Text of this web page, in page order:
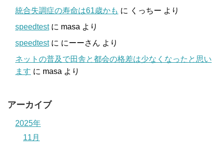
統合失調症の寿命は61歳かも に くっちー より
speedtestに masa より
speedtestに にーーさん より
ネットの普及で田舎と都会の格差は少なくなったと思い
ます に masa より
アーカイブ
2025年
11月